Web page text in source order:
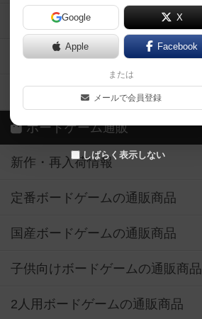
Google X
Apple Facebook
または
メールで会員登録
しばらく表示しない
ボドとも・会員一覧
ボードゲーム業界コラム
ボドゲーマご利用案内
ボードゲーム通販
新作・再入荷情報
定番ボードゲームの通販商品
国産ボードゲームの通販商品
子供向けボードゲームの通販商品
2人用ボードゲームの通販商品